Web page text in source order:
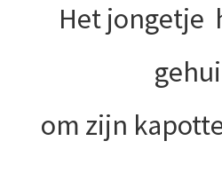
Het jongetje
om zijn